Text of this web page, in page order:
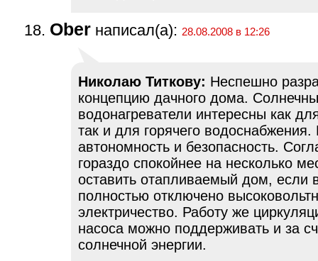
Ober написал(а): 28.08.2008 в 12:26
Николаю Титкову: Неспешно
концепцию дачного дома.
водонагреватели интересны как
так и для горячего водоснабжения.
автономность и безопасность.
гораздо спокойнее на несколько
оставить отапливаемый дом, если
полностью отключено
электричество. Работу же
насоса можно поддерживать и за
солнечной энергии.